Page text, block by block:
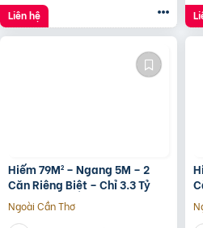
Liên hệ
Hiếm 79M² – Ngang 5M – 2
Căn Riêng Biệt – Chỉ 3.3 Tỷ
Ngoài Cần Thơ